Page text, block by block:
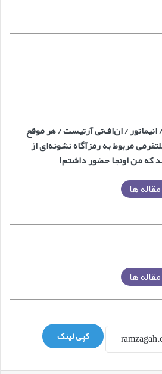
طراح / گرافیست / انیماتور / ان‌اف‌‎تی آرتیست / هر موقع
مربوط به رمزآگاه نشونه‌ای از
که من اونجا حضور داشتم!
ها
ها
کپی لینک